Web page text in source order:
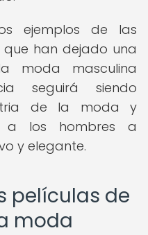
ejemplos de las
que han dejado una
moda masculina
seguirá siendo
de la moda y
a los hombres a
y elegante.
películas de
moda